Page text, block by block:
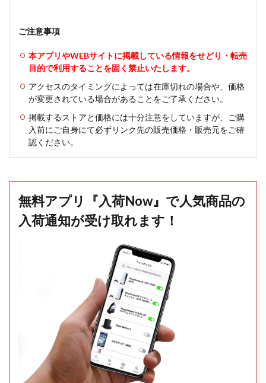
ご注意事項
本アプリやWEBサイトに掲載している情報をせどり・転売
目的で利用することを固く禁止いたします。
アクセスのタイミングによっては在庫切れの場合や、価格
が変更されている場合があることをご了承ください。
掲載するストアと価格には十分注意をしていますが、ご購
入前にご自身にて必ずリンク先の販売価格・販売元をご確
認ください。
無料アプリ『入荷Now』で人気商品の
入荷通知が受け取れます！